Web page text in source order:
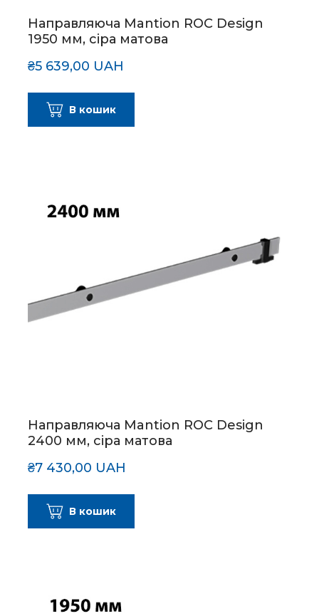
Направляюча Mantion ROC Design
1950 мм, сіра матова
₴5 639,00 UAH
В кошик
Направляюча Mantion ROC Design
2400 мм, сіра матова
₴7 430,00 UAH
В кошик